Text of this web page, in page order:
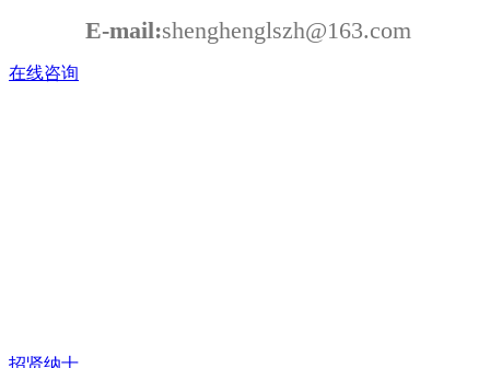
E-mail:shenghenglszh@163.com
在线咨询